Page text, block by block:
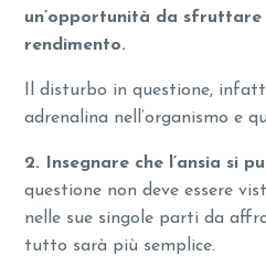
un’opportunità da
rendimento.
Il disturbo in questione,
adrenalina nell’organismo e
2. Insegnare che l’ansia si
questione non deve essere
nelle sue singole parti da
tutto sarà più semplice.